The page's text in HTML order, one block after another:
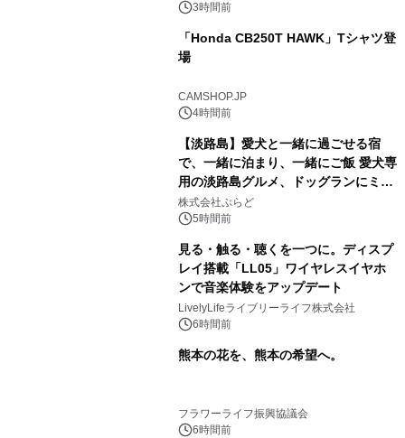
3時間前
「Honda CB250T HAWK」Tシャツ登
場
CAMSHOP.JP
4時間前
【淡路島】愛犬と一緒に過ごせる宿
で、一緒に泊まり、一緒にご飯 愛犬専
用の淡路島グルメ、ドッグランにミニ
プール グランピングとトレーラーハウ
スの2施設で
株式会社ぷらど
5時間前
見る・触る・聴くを一つに。ディスプ
レイ搭載「LL05」ワイヤレスイヤホ
ンで音楽体験をアップデート
LivelyLifeライブリーライフ株式会社
6時間前
熊本の花を、熊本の希望へ。
フラワーライフ振興協議会
6時間前